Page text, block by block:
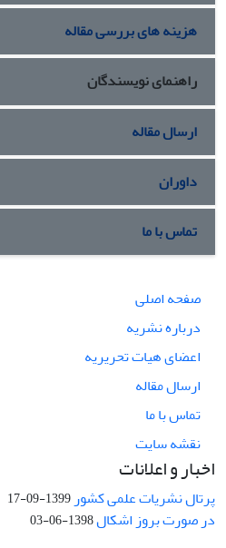
هزینه های بررسی مقاله
راهنمای نویسندگان
ارسال مقاله
داوران
تماس با ما
صفحه اصلی
درباره نشریه
اعضای هیات تحریریه
ارسال مقاله
تماس با ما
نقشه سایت
اخبار و اعلانات
پرتال نشریات علمی کشور 1399-09-17
در صورت بروز اشکال1398-06-03